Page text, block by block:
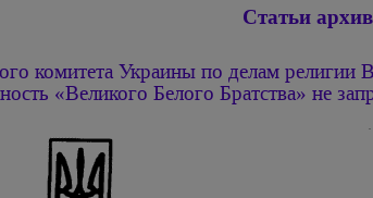
Статьи
комитета Украины по делам религии
«Великого Белого Братства» не